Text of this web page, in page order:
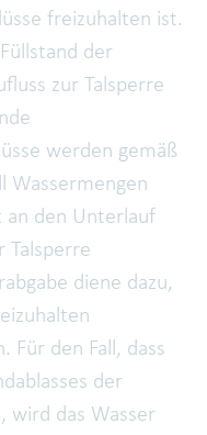
freizuhalten ist.
der
zur Talsperre
werden gemäß
Wassermengen
an den Unterlauf
Talsperre
diene dazu,
Für den Fall, dass
der
wird das Wasser